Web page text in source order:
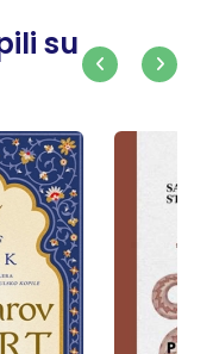
su